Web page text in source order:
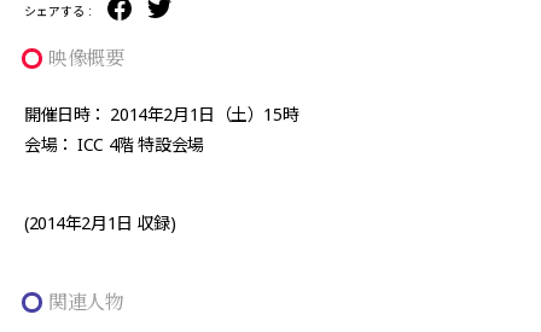
シェアする :
映像概要
開催日時： 2014年2月1日（土）15時
会場： ICC 4階 特設会場
(2014年2月1日 収録)
関連人物